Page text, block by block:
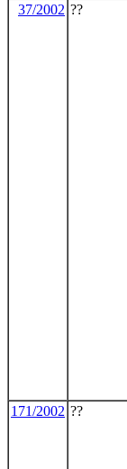
37/2002 ??
171/2002 ??